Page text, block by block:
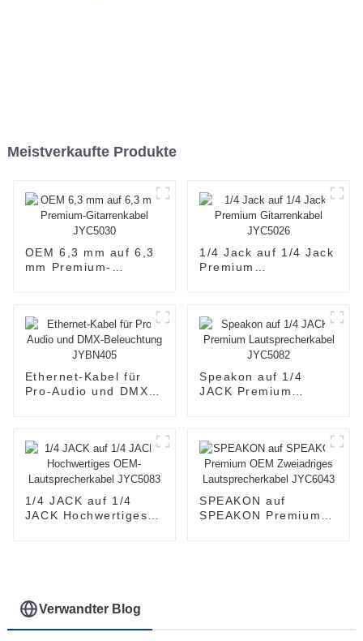
Meistverkaufte Produkte
OEM 6,3 mm auf 6,3
mm Premium-
1/4 Jack auf 1/4 Jack
Premium
Ethernet-Kabel für
Pro-Audio und DMX-
Speakon auf 1/4
JACK Premium
1/4 JACK auf 1/4
JACK Hochwertiges
SPEAKON auf
SPEAKON Premium
Verwandter Blog